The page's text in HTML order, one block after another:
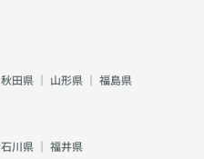
秋田県 ｜ 山形県 ｜ 福島県
石川県 ｜ 福井県